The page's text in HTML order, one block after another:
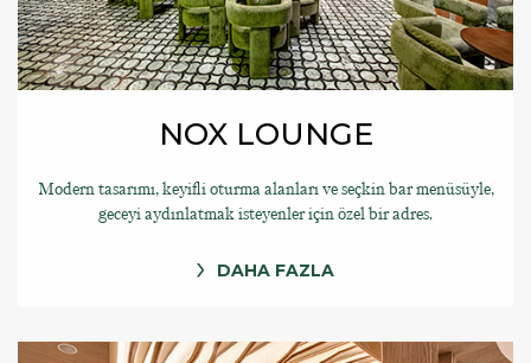
NOX LOUNGE
Modern tasarımı, keyifli oturma alanları ve seçkin bar menüsüyle,
geceyi aydınlatmak isteyenler için özel bir adres.
DAHA FAZLA